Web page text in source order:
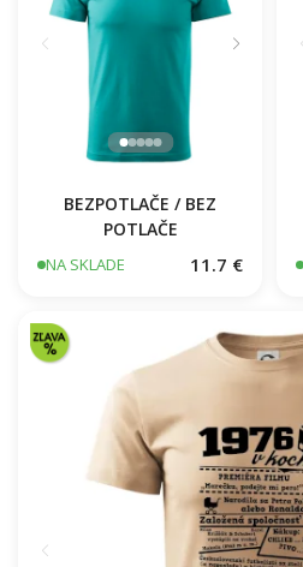
BEZPOTLAČE / BEZ
POTLAČE
NA SKLADE 11.7 €